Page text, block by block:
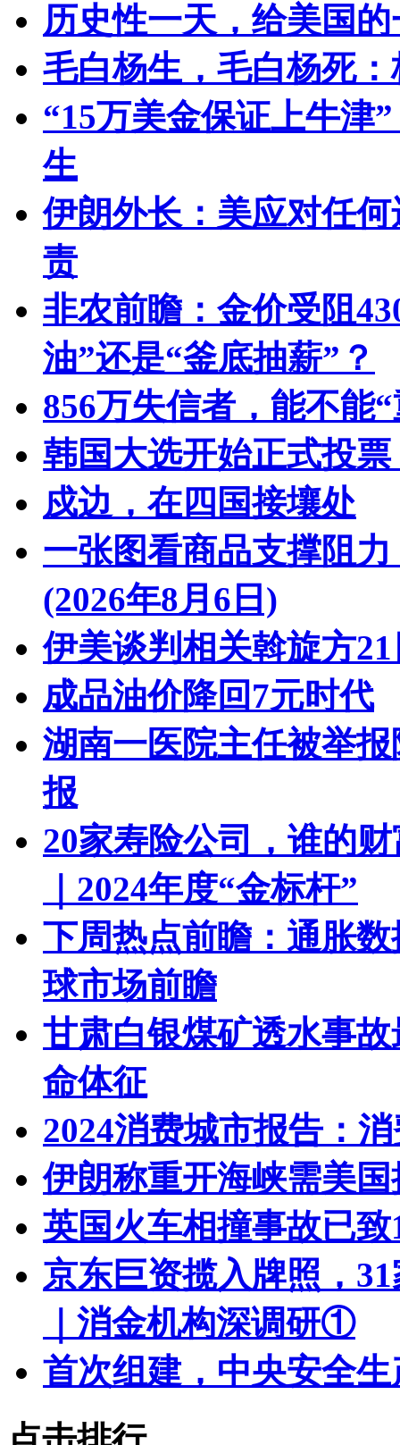
历史性一天，给美国
毛白杨生，毛白杨死
“15万美金保证上牛津
生
伊朗外长：美应对任
责
非农前瞻：金价受阻
油”还是“釜底抽薪”？
856万失信者，能不能
韩国大选开始正式投
戍边，在四国接壤处
一张图看商品支撑阻
(2026年8月6日)
伊美谈判相关斡旋方
成品油价降回7元时代
湖南一医院主任被举
报
20家寿险公司，谁的
｜2024年度“金标杆”
下周热点前瞻：通胀
球市场前瞻
甘肃白银煤矿透水事
命体征
2024消费城市报告：
伊朗称重开海峡需美
英国火车相撞事故已
京东巨资揽入牌照，
｜消金机构深调研①
首次组建，中央安全